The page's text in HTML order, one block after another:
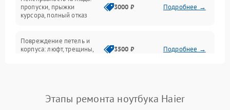
Сеть и интернет
пропуски, прыжки
курсора, полный отказ
3000 ₽ Подробнее →
Повреждение петель и
корпуса: люфт, трещины,
3500 ₽ Подробнее →
невозможность зарядки,
2500 ₽ Подробнее →
Этапы ремонта ноутбука Haier